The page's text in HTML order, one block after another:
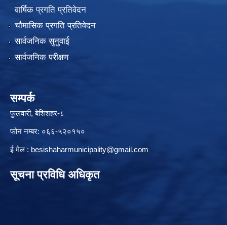
वार्षिक प्रगति प्रतिवेदन
चौमासिक प्रगति प्रतिवेदन
सार्वजनिक सुनुवाई
सार्वजनिक परीक्षण
सम्पर्क
फुलवारी, बेशिशहर-८
फोन नम्बर: ०६६-५२०१५०
ई मेल : besishaharmunicipality@gmail.com
सूचना प्रविधि अधिकृत